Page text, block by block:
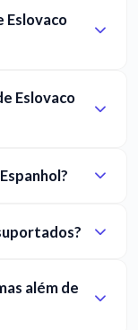
Eslovaco
Eslovaco
além de